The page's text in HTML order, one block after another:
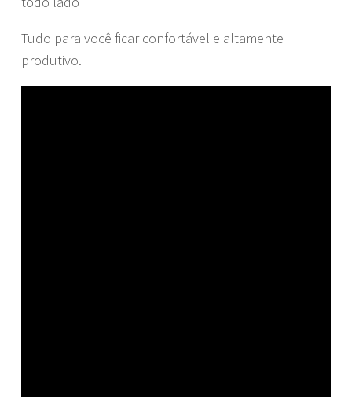
Tudo para você ficar confortável e altamente
produtivo.